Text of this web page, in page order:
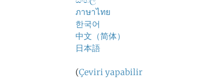
ภาษาไทย
한국어
中文（简体）
日本語
(Çeviri yapabilir